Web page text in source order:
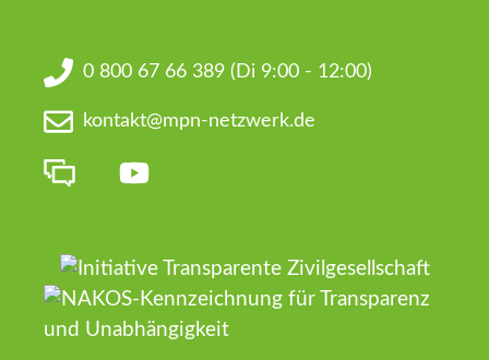
0 800 67 66 389 (Di 9:00 - 12:00)
kontakt@mpn-netzwerk.de